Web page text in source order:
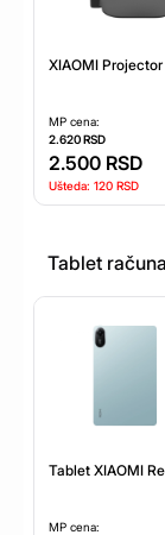
XIAOMI
MP cena:
2.620RSD
2.500 RSD
Ušteda: 120 RSD
Tablet
Tablet XIAOMI
MP cena: